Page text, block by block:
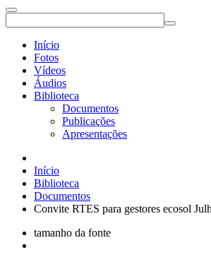
Início
Fotos
Vídeos
Áudios
Biblioteca
Documentos
Publicações
Apresentações
Início
Biblioteca
Documentos
Convite RTES para gestores ecosol
tamanho da fonte